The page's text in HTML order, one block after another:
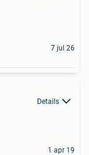
7 jul 26
Details
1 apr 19